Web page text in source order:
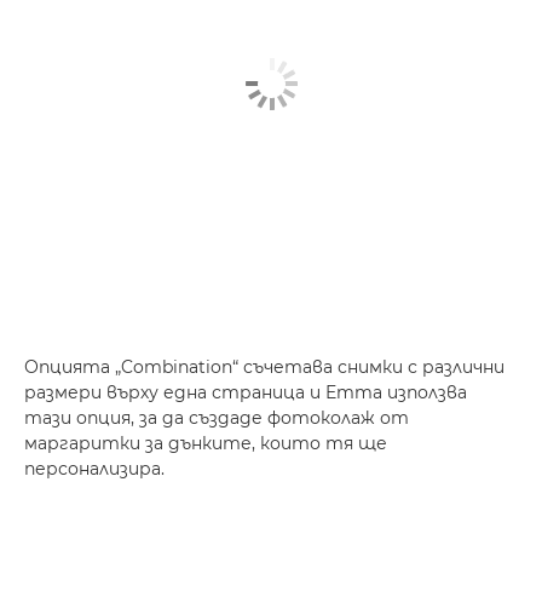
Опцията „Combination“ съчетава снимки с различни
размери върху една страница и Emma използва
тази опция, за да създаде фотоколаж от
маргаритки за дънките, които тя ще
персонализира.